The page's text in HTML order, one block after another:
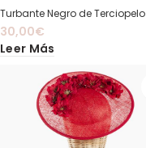
Turbante Negro de Terciopelo
30,00€
Leer Más